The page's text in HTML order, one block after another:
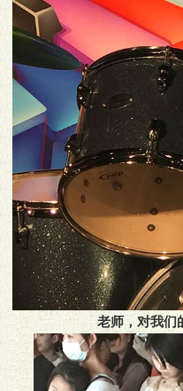
老师，对我们的表